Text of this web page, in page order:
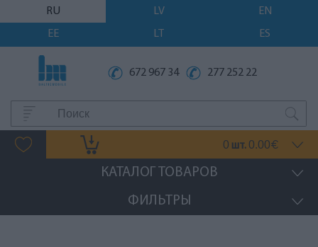
RU LV
EN
EE
LT ES
672 967 34 277 252 22
0 шт. 0.00€
КАТАЛОГ ТОВАРОВ
ФИЛЬТРЫ